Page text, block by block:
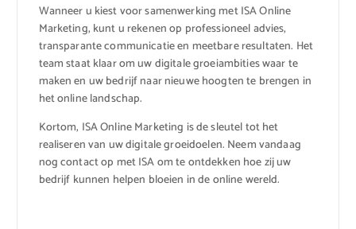
Wanneer u kiest voor samenwerking met ISA Online
Marketing, kunt u rekenen op professioneel advies,
transparante communicatie en meetbare resultaten. Het
team staat klaar om uw digitale groeiambities waar te
maken en uw bedrijf naar nieuwe hoogten te brengen in
het online landschap.
Kortom, ISA Online Marketing is de sleutel tot het
realiseren van uw digitale groeidoelen. Neem vandaag
nog contact op met ISA om te ontdekken hoe zij uw
bedrijf kunnen helpen bloeien in de online wereld.